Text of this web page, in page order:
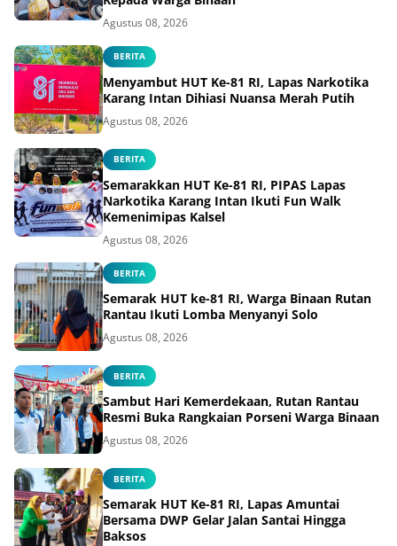
Agustus 08, 2026
BERITA
Menyambut HUT Ke-81 RI, Lapas Narkotika
Karang Intan Dihiasi Nuansa Merah Putih
Agustus 08, 2026
BERITA
Semarakkan HUT Ke-81 RI, PIPAS Lapas
Narkotika Karang Intan Ikuti Fun Walk
Kemenimipas Kalsel
Agustus 08, 2026
BERITA
Semarak HUT ke-81 RI, Warga Binaan Rutan
Rantau Ikuti Lomba Menyanyi Solo
Agustus 08, 2026
BERITA
Sambut Hari Kemerdekaan, Rutan Rantau
Resmi Buka Rangkaian Porseni Warga Binaan
Agustus 08, 2026
BERITA
Semarak HUT Ke-81 RI, Lapas Amuntai
Bersama DWP Gelar Jalan Santai Hingga
Baksos